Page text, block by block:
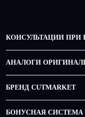
КОНСУЛЬТАЦИИ ПРИ
АНАЛОГИ
БРЕНД CUTMARKET
БОНУСНАЯ СИСТЕМА